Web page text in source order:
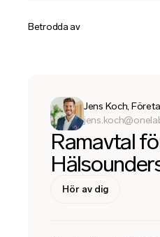
Betrodda av
Jens Koch,
Ramavtal
Hör av dig